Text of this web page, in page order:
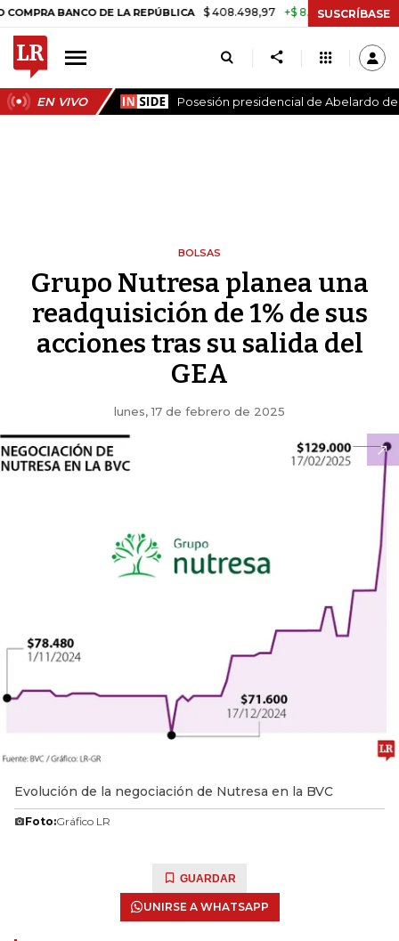
BANCO DE LA REPÚBLICA $ 408.498,97 +$ 8.753,81 +2,19%
SUSCRÍBASE
EN VIVO Posesión presidencial de Abelardo de
BOLSAS
Grupo Nutresa planea una
readquisición de 1% de sus
acciones tras su salida del
GEA
lunes, 17 de febrero de 2025
Evolución de la negociación de Nutresa en la BVC
Foto:Gráfico LR
GUARDAR
UNIRSE A WHATSAPP